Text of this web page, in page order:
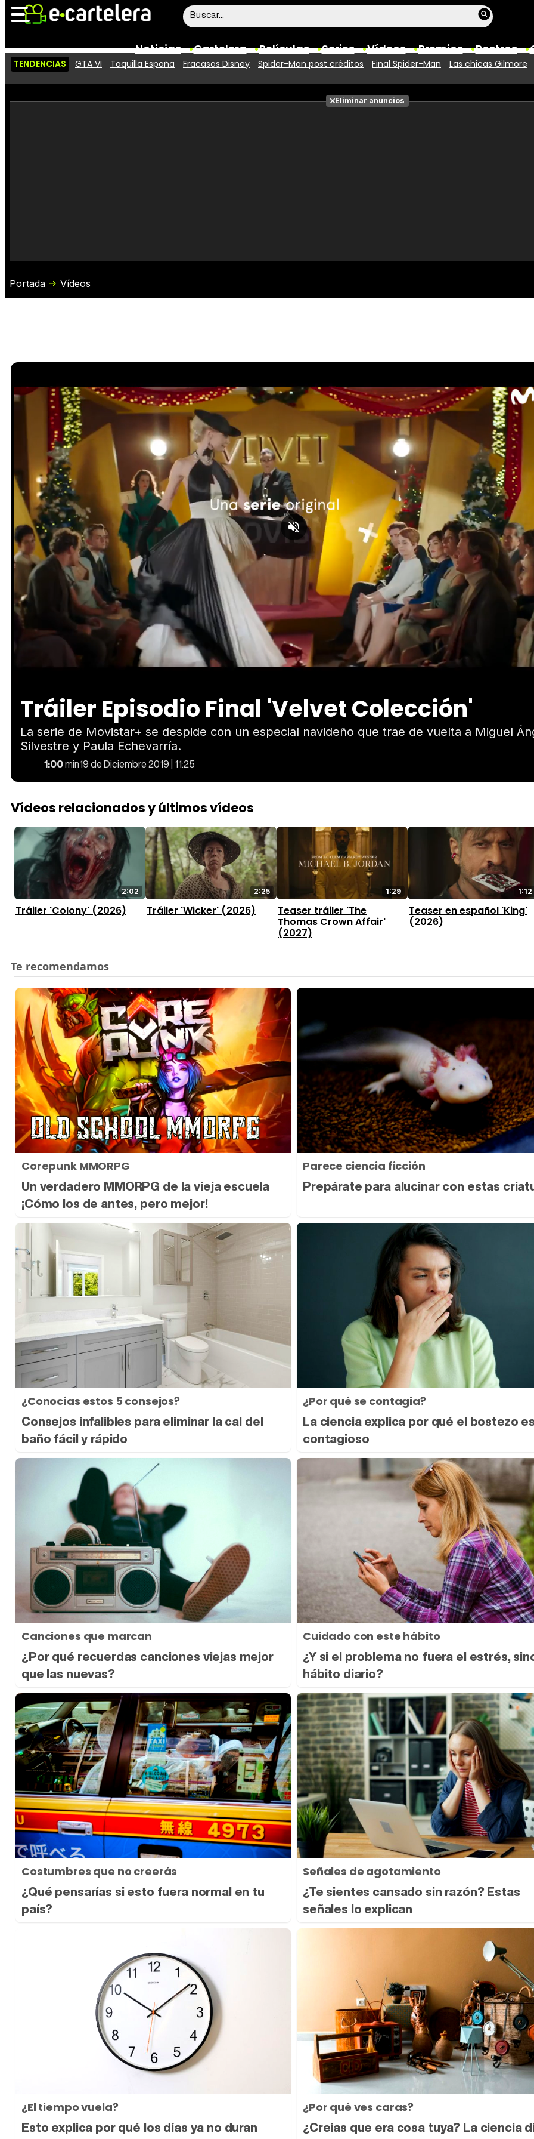
Noticias Cartelera Películas Series Vídeos Premios Rostros
Vídeos
Taquilla
Fotos
TENDENCIAS GTA VI Taquilla España Fracasos Disney Spider-Man post créditos Final Spider-Man Las chicas Gilmore
Eliminar anuncios
Portada Vídeos
Tráiler Episodio Final 'Velvet Colección'
La serie de Movistar+ se despide con un especial navideño que trae de vuelta a Miguel
Silvestre y Paula Echevarría.
1:00min19 de Diciembre 2019 | 11:25
Vídeos relacionados y últimos vídeos
2:02
Tráiler 'Colony' (2026)
2:25
Tráiler 'Wicker' (2026)
1:29
Teaser tráiler 'The
Thomas Crown Affair'
(2027)
1:12
Teaser en español 'King'
(2026)
Corepunk MMORPG
Un verdadero MMORPG de la vieja escuela
¡Cómo los de antes, pero mejor!
Parece ciencia ficción
Prepárate para alucinar con estas
¿Conocías estos 5 consejos?
Consejos infalibles para eliminar la cal del
baño fácil y rápido
¿Por qué se contagia?
La ciencia explica por qué el bostezo
contagioso
Canciones que marcan
¿Por qué recuerdas canciones viejas mejor
que las nuevas?
Cuidado con este hábito
¿Y si el problema no fuera el estrés,
hábito diario?
Costumbres que no creerás
¿Qué pensarías si esto fuera normal en tu
país?
Señales de agotamiento
¿Te sientes cansado sin razón? Estas
señales lo explican
¿El tiempo vuela?
Esto explica por qué los días ya no duran
¿Por qué ves caras?
¿Creías que era cosa tuya? La ciencia